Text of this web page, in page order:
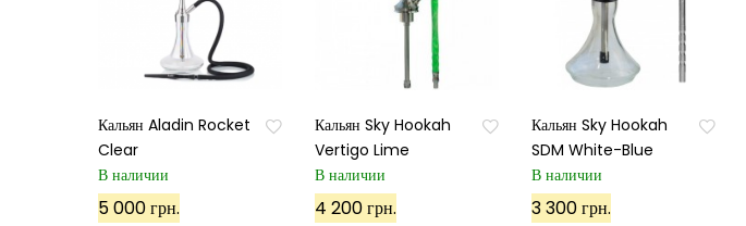
Кальян Aladin Rocket
Clear
В наличии
5 000 грн.
Кальян Sky Hookah
Vertigo Lime
В наличии
4 200 грн.
Кальян Sky Hookah
SDM White-Blue
В наличии
3 300 грн.